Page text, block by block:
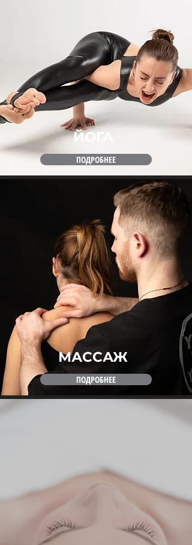
ЙОГА
ПОДРОБНЕЕ
МАССАЖ
ПОДРОБНЕЕ